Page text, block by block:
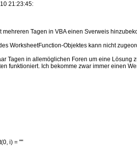
21:23:45:
mehreren Tagen in VBA einen Sverweis
WorksheetFunction-Objektes kann nicht
Tagen in allemöglichen Foren um eine
funktioniert. Ich bekomme zwar immer einen
i) = ""